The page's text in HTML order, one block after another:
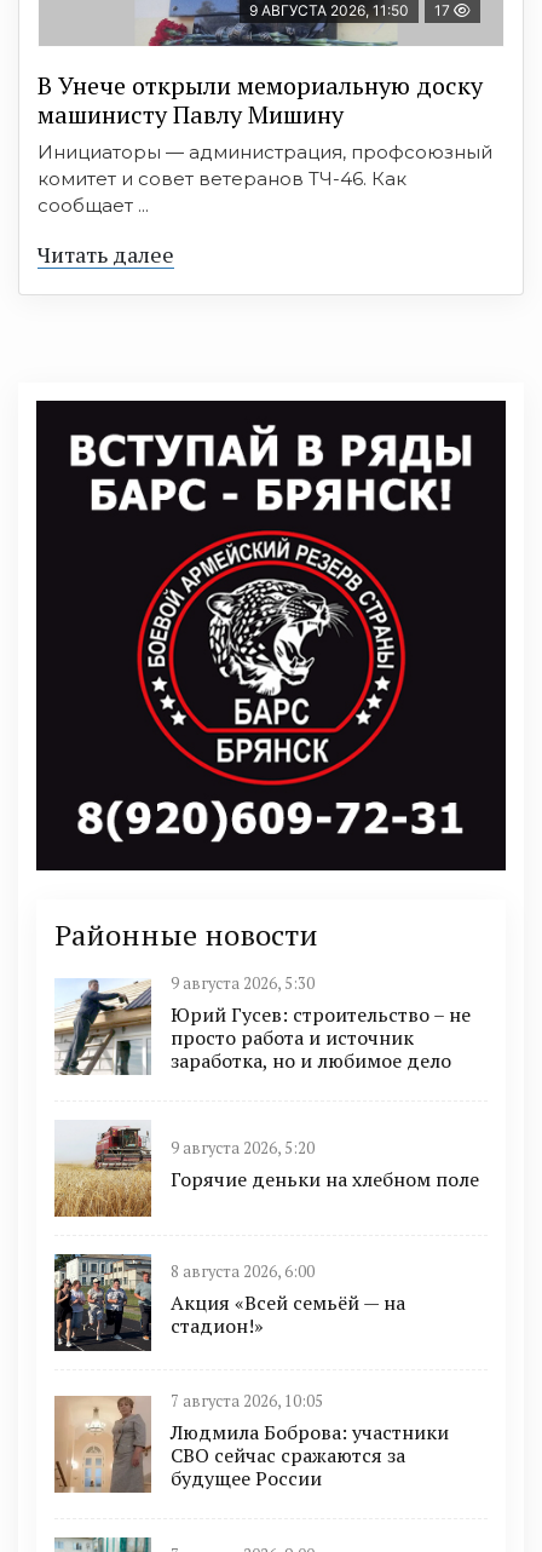
9 АВГУСТА 2026, 11:50 17
В Унече открыли мемориальную доску
машинисту Павлу Мишину
Инициаторы — администрация, профсоюзный
комитет и совет ветеранов ТЧ-46. Как
сообщает ...
Читать далее
Районные новости
9 августа 2026, 5:30
Юрий Гусев: строительство – не
просто работа и источник
заработка, но и любимое дело
9 августа 2026, 5:20
Горячие деньки на хлебном поле
8 августа 2026, 6:00
Акция «Всей семьёй — на
стадион!»
7 августа 2026, 10:05
Людмила Боброва: участники
СВО сейчас сражаются за
будущее России